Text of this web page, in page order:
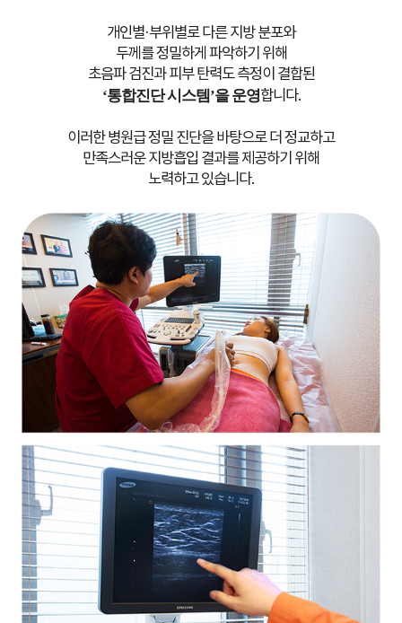
수술실부터 분위기가 달랐어요
김**/25.10.02
달라요 무균 시스템이 갖춰져 있어서 훨씬 청결하고 모든 과정이 정돈
돼 있다는 느낌이에요 전문의료진들 포스도 뙇!!
허파고리
실장님도 간호사분들도 다 친절했어요
박**/25.09.16
실장님도 간호사분들도 다 친절햇어요 지방흡입후 관리까지 세심하게
챙겨주셔서 회복이 편했고 병원 전체가 신뢰가가요 후기가 역시인증
하네요
팔
압박복도 맞춤이라서 좋았어요
임**/25.09.18
후기같은거 잘안쓰는데 사소한 부분까지 신경 써주는 모습이 좋았고
압박복도 맞춤이라서 좋습니다 지방흡입 전문 병원이라 관리 시스템
부터 확실히 달라요
개인별·부위별로 다른 지방 분포와
두께를 정밀하게 파악하기 위해
초음파 검진과 피부 탄력도 측정이 결합된
‘통합진단 시스템’을 운영합니다.
이러한 병원급 정밀 진단을 바탕으로 더 정교하고
만족스러운 지방흡입 결과를 제공하기 위해
노력하고 있습니다.